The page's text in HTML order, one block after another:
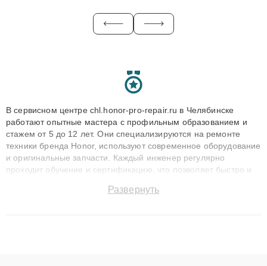
В сервисном центре chl.honor-pro-repair.ru в Челябинске
работают опытные мастера с профильным образованием и
стажем от 5 до 12 лет. Они специализируются на ремонте
техники бренда Honor, используют современное оборудование
и оригинальные запчасти. Каждый инженер регулярно
проходит обучение и сертификацию, что позволяет быстро и
сохранением гарантии до 3 лет. Наши мастера решают
Развернуть